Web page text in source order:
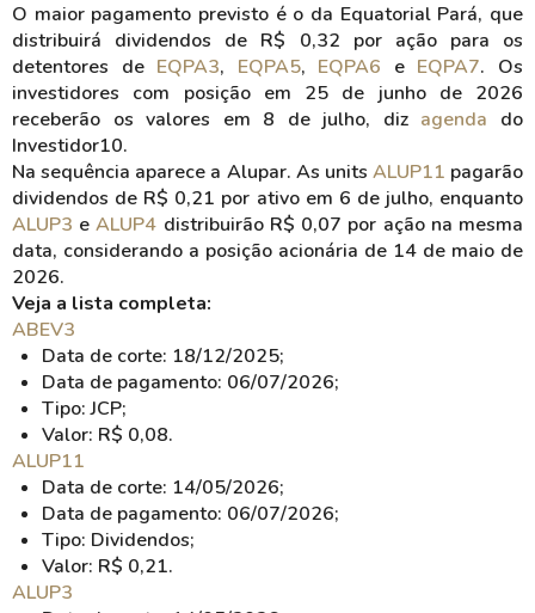
O maior pagamento previsto é o da Equatorial Pará, que
distribuirá dividendos de R$ 0,32 por ação para os
detentores de EQPA3, EQPA5, EQPA6 e EQPA7. Os
investidores com posição em 25 de junho de 2026
receberão os valores em 8 de julho, diz agenda do
Investidor10.
Na sequência aparece a Alupar. As units ALUP11 pagarão
dividendos de R$ 0,21 por ativo em 6 de julho, enquanto
ALUP3 eALUP4 distribuirão R$ 0,07 por ação na mesma
data, considerando a posição acionária de 14 de maio de
2026.
Veja a lista completa:
ABEV3
Data de corte: 18/12/2025;
Data de pagamento: 06/07/2026;
Tipo: JCP;
Valor: R$ 0,08.
ALUP11
Data de corte: 14/05/2026;
Data de pagamento: 06/07/2026;
Tipo: Dividendos;
Valor: R$ 0,21.
ALUP3